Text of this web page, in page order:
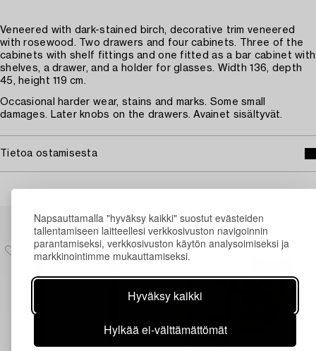
Napsauttamalla "hyväksy kaikki" suostut evästeiden
tallentamiseen laitteellesi verkkosivuston navigoinnin
parantamiseksi, verkkosivuston käytön analysoimiseksi ja
markkinointimme mukauttamiseksi.
Hyväksy kaikki
Hylkää ei-välttämättömät
Veneered with dark-stained birch, decorative trim veneered
with rosewood. Two drawers and four cabinets. Three of the
cabinets with shelf fittings and one fitted as a bar cabinet with
shelves, a drawer, and a holder for glasses. Width 136, depth
45, height 119 cm.
Occasional harder wear, stains and marks. Some small
damages. Later knobs on the drawers. Avainet sisältyvät.
Tietoa ostamisesta
Muiden katsomia kohteita